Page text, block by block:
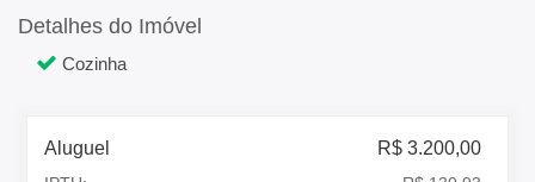
Detalhes do Imóvel
Cozinha
Aluguel R$ 3.200,00